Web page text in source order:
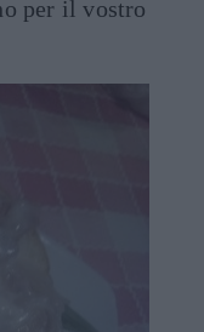
per il vostro